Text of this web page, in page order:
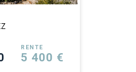
RENTE
5 400 €